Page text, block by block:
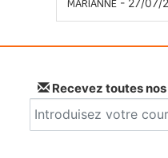
MARIANNE- 27/07/
Recevez toutes